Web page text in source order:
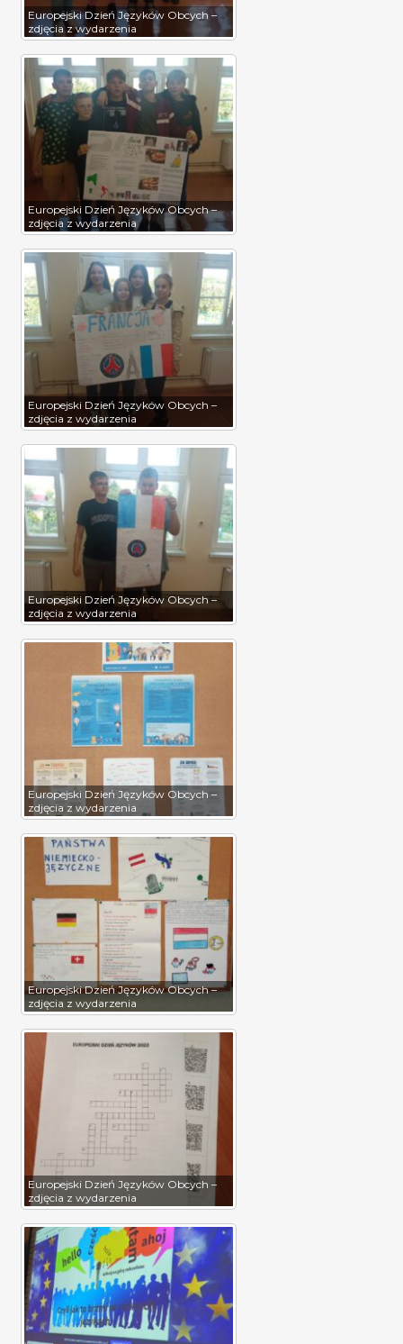
Europejski Dzień Języków Obcych –
zdjęcia z wydarzenia
Europejski Dzień Języków Obcych –
zdjęcia z wydarzenia
Europejski Dzień Języków Obcych –
zdjęcia z wydarzenia
Europejski Dzień Języków Obcych –
zdjęcia z wydarzenia
Europejski Dzień Języków Obcych –
zdjęcia z wydarzenia
Europejski Dzień Języków Obcych –
zdjęcia z wydarzenia
Europejski Dzień Języków Obcych –
zdjęcia z wydarzenia